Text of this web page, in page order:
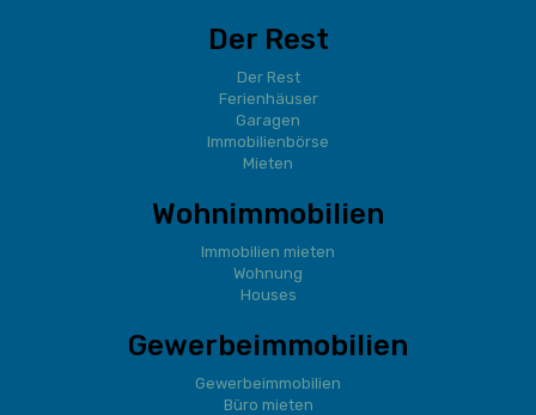
Der Rest
Der Rest
Ferienhäuser
Garagen
Immobilienbörse
Mieten
Wohnimmobilien
Immobilien mieten
Wohnung
Houses
Gewerbeimmobilien
Gewerbeimmobilien
Büro mieten